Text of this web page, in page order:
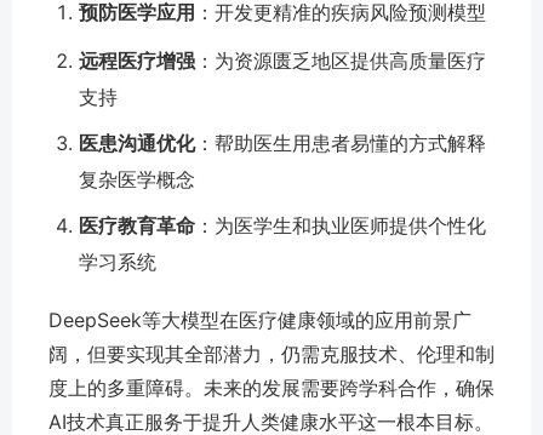
预防医学应用 ：开发更精准的疾病风险预测模型
远程医疗增强 ：为资源匮乏地区提供高质量医疗
支持
医患沟通优化：帮助医生用患者易懂的方式解释
复杂医学概念
医疗教育革命 ：为医学生和执业医师提供个性化
学习系统
DeepSeek等大模型在医疗健康领域的应用前景广
阔，但要实现其全部潜力，仍需克服技术、伦理和制
度上的多重障碍。未来的发展需要跨学科合作，确保
AI技术真正服务于提升人类健康水平这一根本目标。